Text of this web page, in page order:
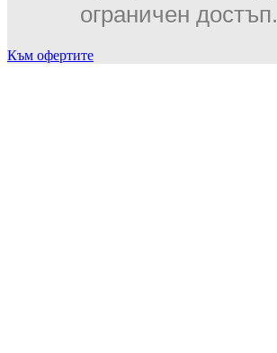
ограничен достъп.
Към офертите